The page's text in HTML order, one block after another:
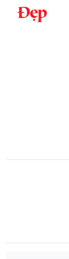
Chuyển